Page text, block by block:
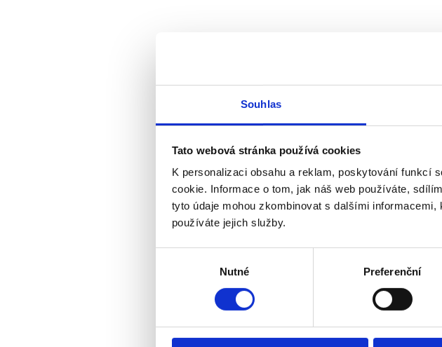
Souhlas
Tato webová stránka používá cookies
K personalizaci obsahu a reklam, poskytování funkcí
cookie. Informace o tom, jak náš web používáte,
tyto údaje mohou zkombinovat s dalšími
používáte jejich služby.
Nutné Preferenční